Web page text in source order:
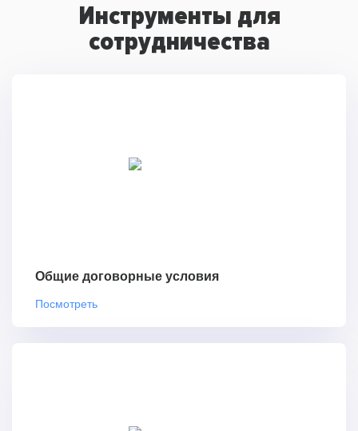
Инструменты для
сотрудничества
Общие договорные условия
Посмотреть